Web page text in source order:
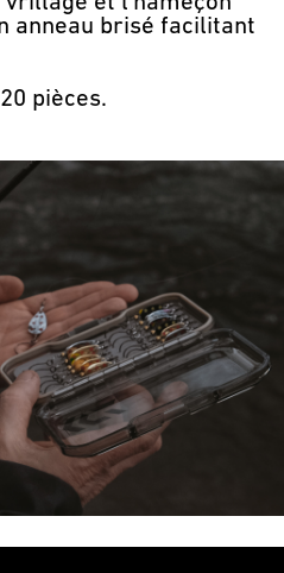
anneau brisé facilitant
pièces.